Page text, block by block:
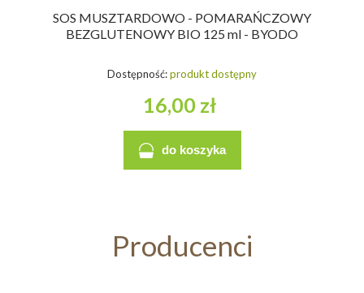
SOS MUSZTARDOWO - POMARAŃCZOWY
BEZGLUTENOWY BIO 125 ml - BYODO
Dostępność:produkt dostępny
16,00 zł
do koszyka
Producenci